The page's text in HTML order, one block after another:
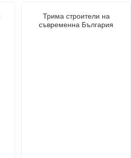
Трима строители на
съвременна България